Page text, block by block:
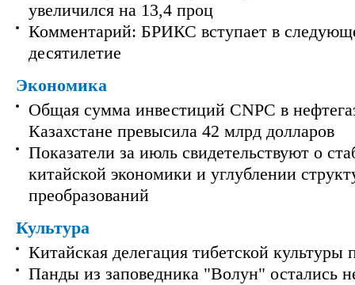
увеличился на 13,4 проц
Комментарий: БРИКС вступает в
десятилетие
Экономика
Общая сумма инвестиций CNPC в
Казахстане превысила 42 млрд долларов
Показатели за июль свидетельствуют о
китайской экономики и углублении
преобразований
Культура
Китайская делегация тибетской культуры
Панды из заповедника "Волун" остались